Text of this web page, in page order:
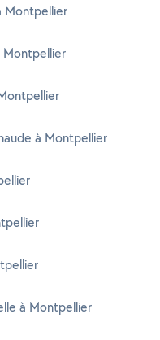
Montpellier
Montpellier
à Montpellier
à Montpellier